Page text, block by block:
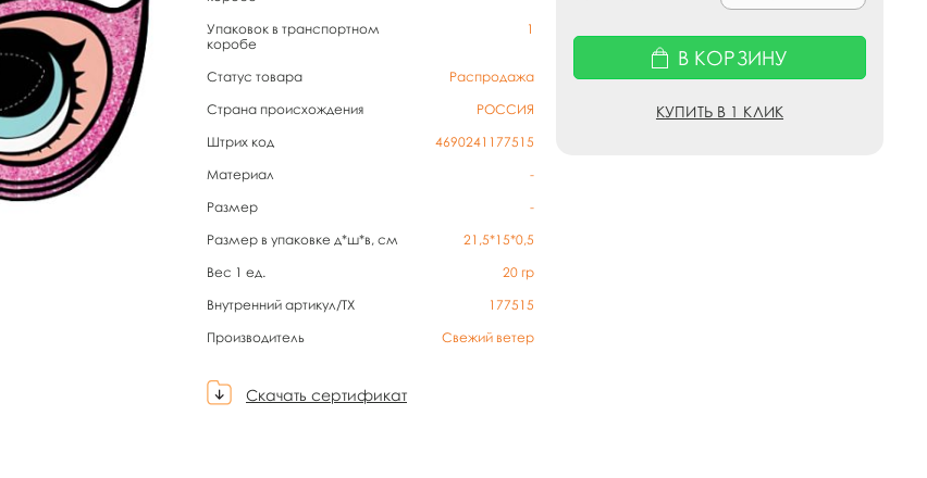
Упаковок в транспортном
коробе
1
Статус товара
Распродажа
Страна происхождения
РОССИЯ
Штрих код
4690241177515
Материал
-
Размер
-
Размер в упаковке д*ш*в, см
21,5*15*0,5
Вес 1 ед.
20 гр
Внутренний артикул/TX
177515
Производитель
Свежий ветер
Скачать сертификат
В КОРЗИНУ
КУПИТЬ В 1 КЛИК